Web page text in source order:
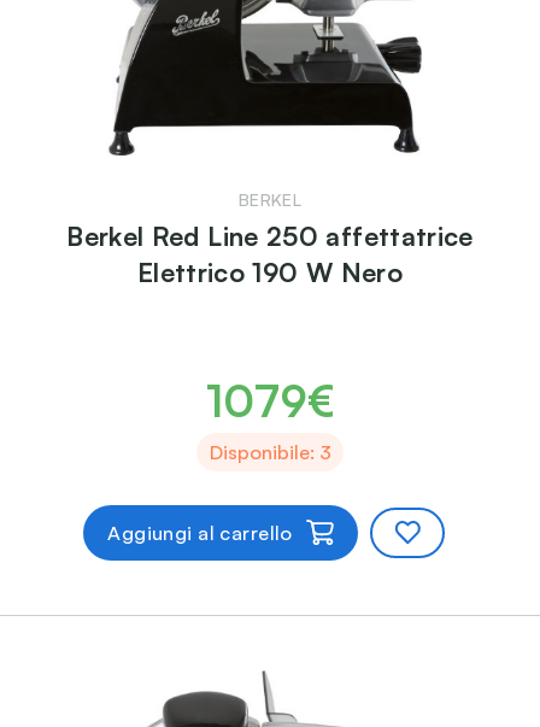
BERKEL
Berkel Red Line 250 affettatrice
Elettrico 190 W Nero
1079€
Disponibile: 3
Aggiungi al carrello